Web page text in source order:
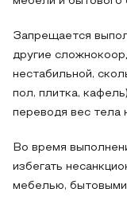
Запрещается
другие
нестабильной,
пол, плитка,
переводя вес тела
Во время
избегать
мебелью, бытовыми